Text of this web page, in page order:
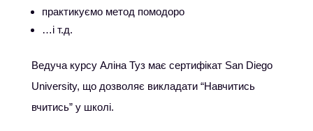
практикуємо метод помодоро
…і т.д.
Ведуча курсу Аліна Туз має сертифікат San Diego
University, що дозволяє викладати “Навчитись
вчитись” у школі.